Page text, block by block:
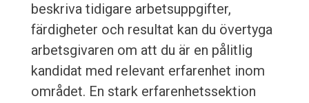
beskriva tidigare arbetsuppgifter,
färdigheter och resultat kan du övertyga
arbetsgivaren om att du är en pålitlig
kandidat med relevant erfarenhet inom
området. En stark erfarenhetssektion